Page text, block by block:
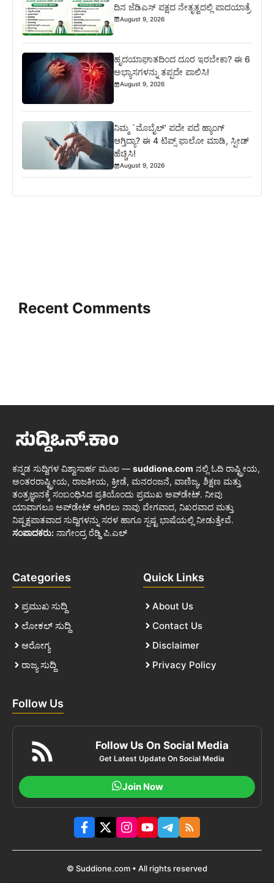
ದಿನ ಜೆಡಿಎಸ್ ಪಕ್ಷದ ನೇತೃತ್ವದಲ್ಲಿ ಪಾದಯಾತ್ರೆ
August 9, 2026
ಹೃದಯಾಘಾತದಿಂದ ದೂರ ಇರಬೇಕಾ? ಈ 6
ಅಭ್ಯಾಸಗಳನ್ನು ತಪ್ಪದೇ ಪಾಲಿಸಿ!
August 9, 2026
ನಿಮ್ಮ `ಮೊಬೈಲ್’ ಪದೇ ಪದೆ ಹ್ಯಾಂಗ್
ಆಗ್ತಿದ್ಯಾ? ಈ 4 ಟಿಪ್ಸ್ ಫಾಲೋ ಮಾಡಿ, ಸ್ಪೀಡ್
ಹೆಚ್ಚಿಸಿ!
August 9, 2026
Recent Comments
ಕನ್ನಡ ಸುದ್ದಿಗಳ ವಿಶ್ವಾಸಾರ್ಹ ಮೂಲ — suddione.com ನಲ್ಲಿ ಓದಿ ರಾಷ್ಟ್ರೀಯ,
ಅಂತರರಾಷ್ಟ್ರೀಯ, ರಾಜಕೀಯ, ಕ್ರೀಡೆ, ಮನರಂಜನೆ, ವಾಣಿಜ್ಯ, ಶಿಕ್ಷಣ ಮತ್ತು
ತಂತ್ರಜ್ಞಾನಕ್ಕೆ ಸಂಬಂಧಿಸಿದ ಪ್ರತಿಯೊಂದು ಪ್ರಮುಖ ಅಪ್‌ಡೇಟ್. ನೀವು
ಯಾವಾಗಲೂ ಅಪ್‌ಡೇಟ್ ಆಗಿರಲು ನಾವು ವೇಗವಾದ, ನಿಖರವಾದ ಮತ್ತು
ನಿಷ್ಪಕ್ಷಪಾತವಾದ ಸುದ್ದಿಗಳನ್ನು ಸರಳ ಹಾಗೂ ಸ್ಪಷ್ಟ ಭಾಷೆಯಲ್ಲಿ ನೀಡುತ್ತೇವೆ.
ಸಂಪಾದಕರು: ನಾಗೇಂದ್ರ ರೆಡ್ಡಿ ಪಿ.ಎಲ್
Categories
ಪ್ರಮುಖ ಸುದ್ದಿ
ಲೋಕಲ್ ಸುದ್ದಿ
ಆರೋಗ್ಯ
ರಾಜ್ಯ ಸುದ್ದಿ
Quick Links
About Us
Contact Us
Disclaimer
Privacy Policy
Follow Us
Follow Us On Social Media
Get Latest Update On Social Media
Join Now
© Suddione.com • All rights reserved